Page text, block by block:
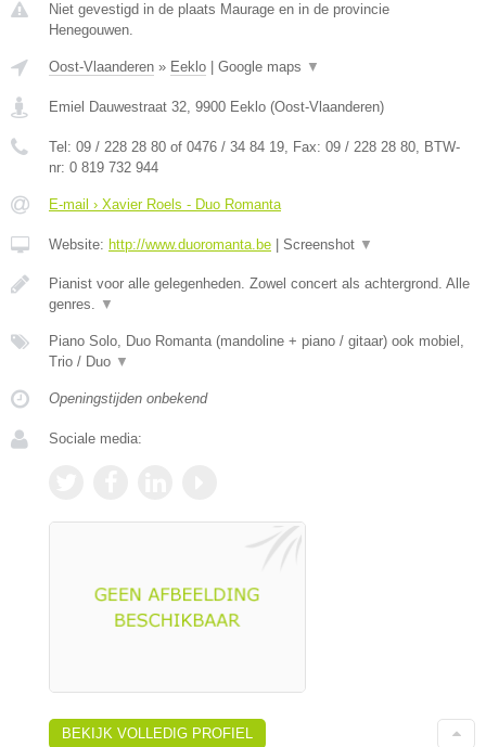
Niet gevestigd in de plaats Maurage en in de provincie
Henegouwen.
Oost-Vlaanderen » Eeklo | Google maps ▼
Emiel Dauwestraat 32 9900 Eeklo (Oost-Vlaanderen)
Tel: 09 / 228 28 80 of 0476 / 34 84 19 , Fax: 09 / 228 28 80 , BTW-
nr: 0 819 732 944
E-mail › Xavier Roels - Duo Romanta
Website: http://www.duoromanta.be | Screenshot ▼
Pianist voor alle gelegenheden. Zowel concert als achtergrond. Alle
genres.
▼
Piano Solo, Duo Romanta (mandoline + piano / gitaar) ook mobiel,
Trio / Duo ▼
Openingstijden onbekend
Sociale media:
BEKIJK VOLLEDIG PROFIEL